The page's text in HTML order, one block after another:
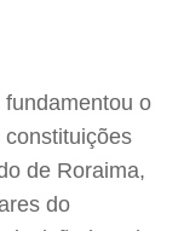
o
de Roraima,
do